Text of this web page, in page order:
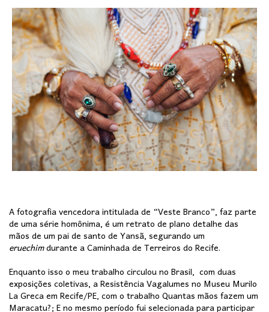
A fotografia vencedora intitulada de “Veste Branco”, faz parte
de uma série homônima, é um retrato de plano detalhe das
mãos de um pai de santo de Yansã, segurando um
eruechimdurante a Caminhada de Terreiros do Recife.
Enquanto isso o meu trabalho circulou no Brasil, com duas
exposições coletivas, a Resistência Vagalumes no Museu Murilo
La Greca em Recife/PE, com o trabalho Quantas mãos fazem um